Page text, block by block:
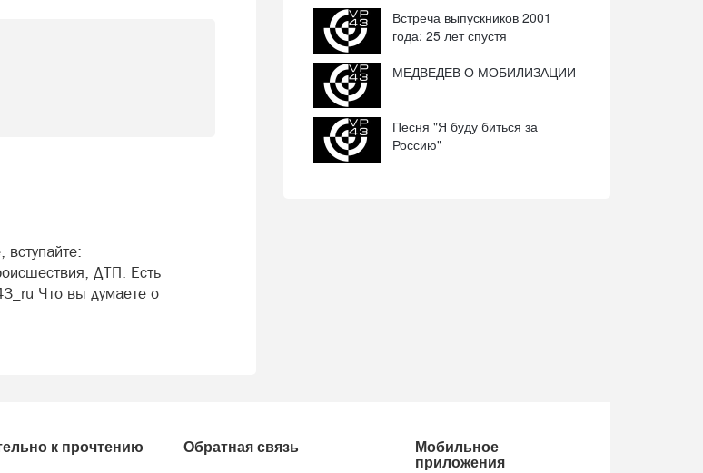
ДТП. Есть
Что вы думаете о
Встреча выпускников 2001
года: 25 лет спустя
МЕДВЕДЕВ О МОБИЛИЗАЦИИ
Песня "Я буду биться за
Россию"
к прочтению Обратная связь Мобильное
приложения